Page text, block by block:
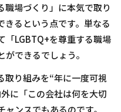
職場づくり」に本気で取り
きるという点です。単なる
「LGBTQ+を尊重する職場
できるでしょう。
取り組みを“年に一度可視
に「この会社は何を大切
ンスでもあるのです。